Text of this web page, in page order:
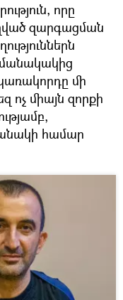
որը
զարգացման
մի
ոչ միայն զորքի
համար